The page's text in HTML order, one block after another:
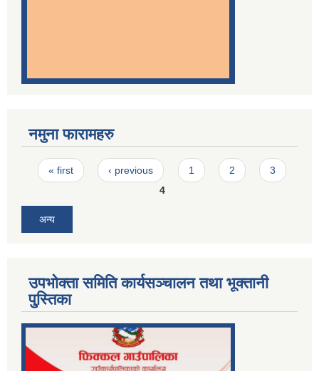
नमुना फारामहरु
Pages
« first ‹ previous 1 2
3
4
अन्य
उपभोक्ता समिति कार्यसञ्चालन तथा भूक्तानी
पु्स्तिका